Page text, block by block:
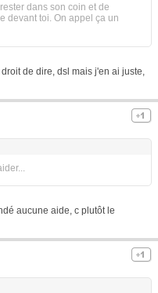
dans son coin et de
devant toi. On appel ça un
de dire, dsl mais j'en ai juste,
aucune aide, c plutôt le